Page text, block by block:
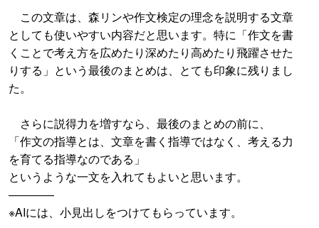
この文章は、森リンや作文検定の理念を説明する文章
としても使いやすい内容だと思います。特に「作文を書
くことで考え方を広めたり深めたり高めたり飛躍させた
りする」という最後のまとめは、とても印象に残りまし
た。
さらに説得力を増すなら、最後のまとめの前に、
「作文の指導とは、文章を書く指導ではなく、考える力
を育てる指導なのである」
というような一文を入れてもよいと思います。
――――
※AIには、小見出しをつけてもらっています。